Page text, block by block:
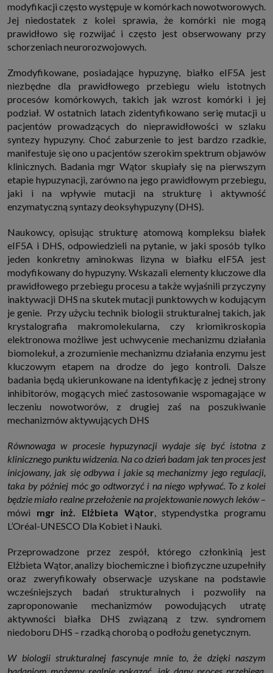
2. Masz również prawo żądania dostępu do Twoich danych osobowych, ich
sprostowania, usunięcia lub ograniczenia przetwarzania, prawo do
przeniesienia danych, wyrażenia sprzeciwu wobec przetwarzania danych
oraz prawo do wniesienia skargi do organu nadzorczego, którym w Polsce
jest Prezes Urzędu Ochrony Danych Osobowych.
modyfikacji często występuje w komórkach nowotworowych.
Jej niedostatek z kolei sprawia, że komórki nie mogą
prawidłowo się rozwijać i często jest obserwowany przy
schorzeniach neurorozwojowych.
Zmodyfikowane, posiadające hypuzynę, białko eIF5A jest
niezbędne dla prawidłowego przebiegu wielu istotnych
procesów komórkowych, takich jak wzrost komórki i jej
podział. W ostatnich latach zidentyfikowano serię mutacji u
pacjentów prowadzących do nieprawidłowości w szlaku
syntezy hypuzyny. Choć zaburzenie to jest bardzo rzadkie,
manifestuje się ono u pacjentów szerokim spektrum objawów
klinicznych. Badania mgr Wątor skupiały się na pierwszym
etapie hypuzynacji, zarówno na jego prawidłowym przebiegu,
jaki i na wpływie mutacji na strukturę i aktywność
enzymatyczną syntazy deoksyhypuzyny (DHS).
Naukowcy, opisując strukturę atomową kompleksu białek
eIF5A i DHS, odpowiedzieli na pytanie, w jaki sposób tylko
jeden konkretny aminokwas lizyna w białku eIF5A jest
modyfikowany do hypuzyny. Wskazali elementy kluczowe dla
prawidłowego przebiegu procesu a także wyjaśnili przyczyny
inaktywacji DHS na skutek mutacji punktowych w kodującym
je genie. Przy użyciu technik biologii strukturalnej takich, jak
krystalografia makromolekularna, czy kriomikroskopia
elektronowa możliwe jest uchwycenie mechanizmu działania
biomolekuł, a zrozumienie mechanizmu działania enzymu jest
kluczowym etapem na drodze do jego kontroli. Dalsze
badania będą ukierunkowane na identyfikację z jednej strony
inhibitorów, mogących mieć zastosowanie wspomagające w
leczeniu nowotworów, z drugiej zaś na poszukiwanie
mechanizmów aktywujących DHS
Równowaga w procesie hypuzynacji wydaje się być istotna z
klinicznego punktu widzenia. Na co dzień badam jak ten proces jest
inicjowany, jak się odbywa i jakie są mechanizmy jego regulacji,
taka by później móc go odtworzyć i na niego wpływać. To z kolei
będzie miało realne przełożenie na projektowanie nowych leków–
mówi mgr inż. Elżbieta Wątor, stypendystka programu
L’Oréal-UNESCO Dla Kobiet i Nauki.
Przeprowadzone przez zespół, którego członkinią jest
Elżbieta Wątor, analizy biochemiczne i biofizyczne uzupełniły
oraz zweryfikowały obserwacje uzyskane na podstawie
wcześniejszych badań strukturalnych i pozwoliły na
zaproponowanie mechanizmów powodujących utratę
aktywności białka DHS związaną z tzw. syndromem
niedoboru DHS – rzadką chorobą o podłożu genetycznym.
W biologii strukturalnej fascynuje mnie to, że dzięki naszym